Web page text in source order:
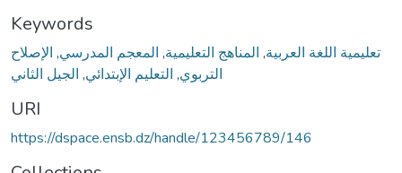
Keywords
تعليمية اللغة العربية, المناهج التعليمية, المعجم المدرسي, الإصلاح
التربوي, التعليم الإبتدائي, الجيل الثاني
URI
https://dspace.ensb.dz/handle/123456789/146